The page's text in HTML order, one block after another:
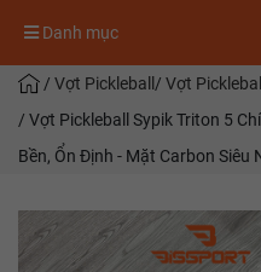
Danh mục
/ Vợt Pickleball / Vợt
/ Vợt Pickleball Sypik Triton 5
Bền, Ổn Định - Mặt Carbon Siêu